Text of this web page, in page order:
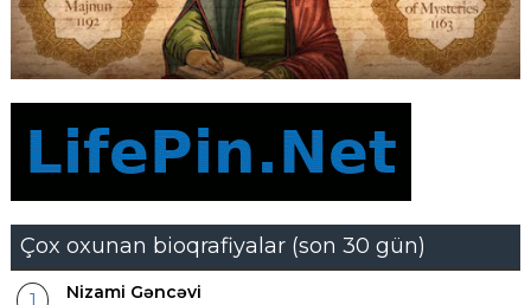
Çox oxunan bioqrafiyalar (son 30 gün)
Nizami Gəncəvi